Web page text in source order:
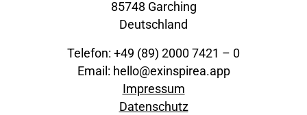
85748 Garching
Deutschland
Telefon: +49 (89) 2000 7421 – 0
Email: hello@exinspirea.app
Impressum
Datenschutz